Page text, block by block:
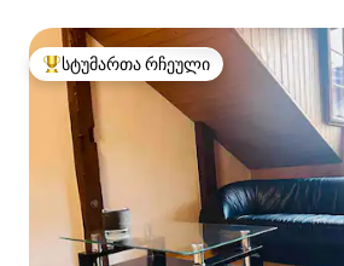
სტუმართა რჩეული მოწინავე ვარიანტი
სტუმართა რჩეული